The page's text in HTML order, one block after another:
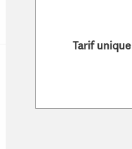
Tarif unique